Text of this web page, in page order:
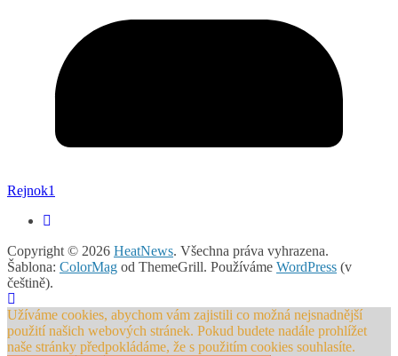
Rejnok1
Copyright © 2026 HeatNews. Všechna práva vyhrazena.
Šablona: ColorMag od ThemeGrill. Používáme WordPress (v
češtině).
Užíváme cookies, abychom vám zajistili co možná nejsnadnější
použití našich webových stránek. Pokud budete nadále prohlížet
naše stránky předpokládáme, že s použitím cookies souhlasíte.